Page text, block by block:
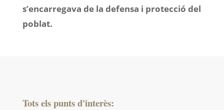
s’encarregava de la defensa i protecció del
poblat.
Tots els punts d'interès: